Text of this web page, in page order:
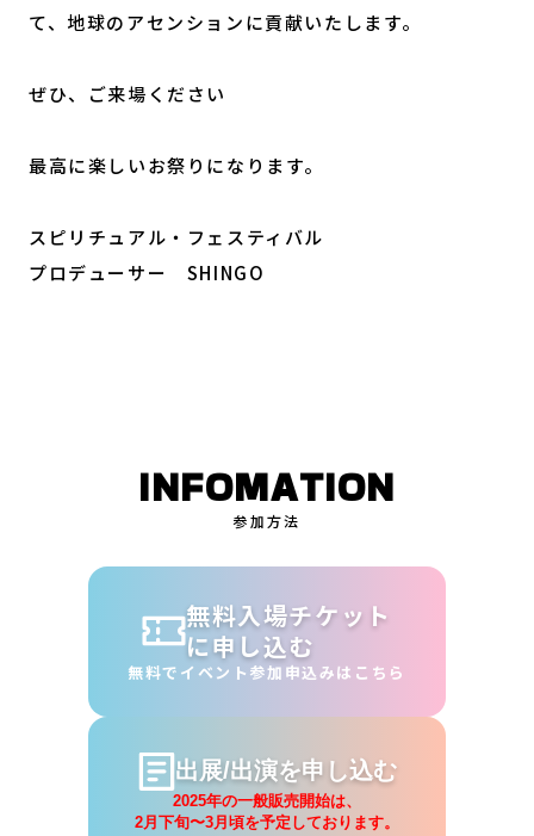
て、地球のアセンションに貢献いたします。
ぜひ、ご来場ください
最高に楽しいお祭りになります。
スピリチュアル・フェスティバル
プロデューサー SHINGO
INFOMATION
参加方法
無料入場チケット
に申し込む
無料でイベント参加申込みはこちら
出展/出演を申し込む
2025年の一般販売開始は、
2月下旬〜3月頃を予定しております。